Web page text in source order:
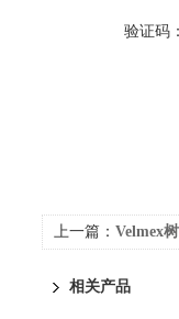
验证码
上一篇： Velmex
相关产品